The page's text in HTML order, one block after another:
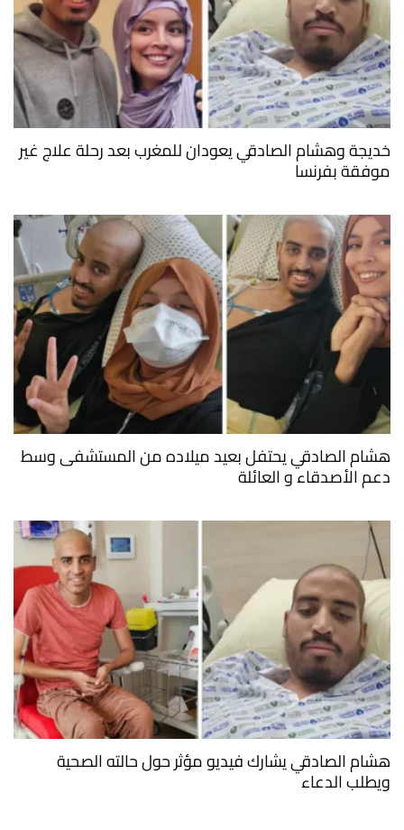
خديجة وهشام الصادقي يعودان للمغرب بعد رحلة علاج غير
موفقة بفرنسا
هشام الصادقي يحتفل بعيد ميلاده من المستشفى وسط
دعم الأصدقاء و العائلة
هشام الصادقي يشارك فيديو مؤثر حول حالته الصحية
ويطلب الدعاء